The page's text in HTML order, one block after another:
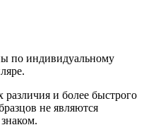
по индивидуальному
и более быстрого
не являются